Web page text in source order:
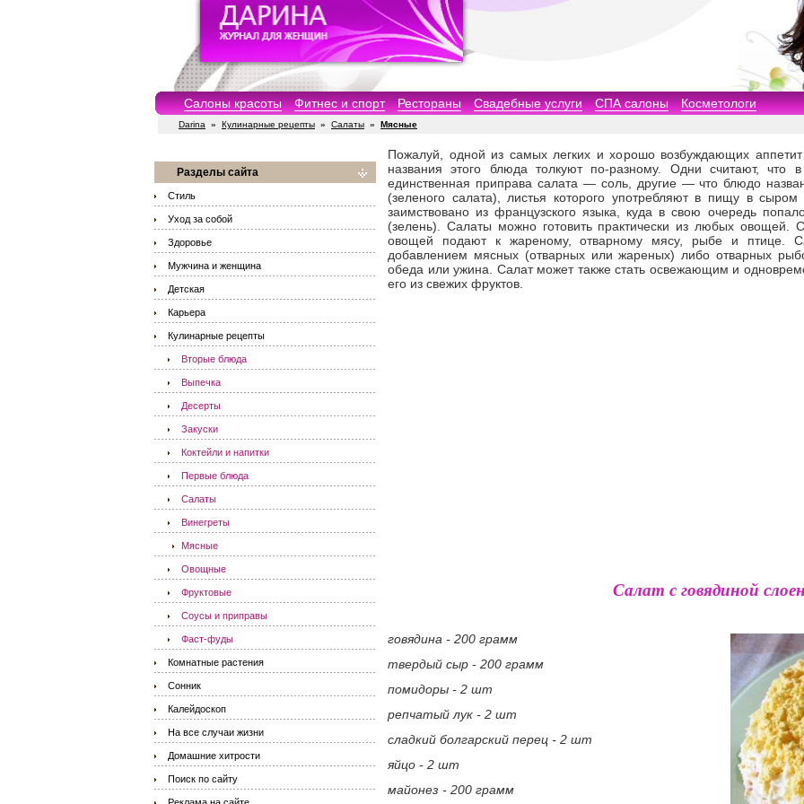
Салоны красоты Фитнес и спорт Рестораны Свадебные услуги СПА салоны Косметологи
Darina » Кулинарные рецепты » Салаты » Мясные
Разделы сайта
Стиль
Уход за собой
Здоровье
Мужчина и женщина
Детская
Карьера
Кулинарные рецепты
Вторые блюда
Выпечка
Десерты
Закуски
Коктейли и напитки
Первые блюда
Салаты
Винегреты
Мясные
Овощные
Фруктовые
Соусы и приправы
Фаст-фуды
Комнатные растения
Сонник
Калейдоскоп
На все случаи жизни
Домашние хитрости
Поиск по сайту
Пожалуй, одной из самых легких и хорошо возбуждающих аппетит
названия этого блюда толкуют по-разному. Одни считают, что
единственная приправа салата — соль, другие — что блюдо
(зеленого салата), листья которого употребляют в пищу в
заимствовано из французского языка, куда в свою очередь
(зелень). Салаты можно готовить практически из любых овощей.
овощей подают к жареному, отварному мясу, рыбе и птице.
добавлением мясных (отварных или жареных) либо отварных
обеда или ужина. Салат может также стать освежающим и
его из свежих фруктов.
Салат с говядиной
говядина - 200 грамм
твердый сыр - 200 грамм
помидоры - 2 шт
репчатый лук - 2 шт
сладкий болгарский перец - 2 шт
яйцо - 2 шт
майонез - 200 грамм